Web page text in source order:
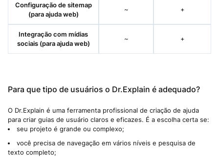
Configuração de sitemap
(para ajuda web)
~ +
Integração com mídias
sociais (para ajuda web)
~ +
Para que tipo de usuários o Dr.Explain é adequado?
O Dr.Explain é uma ferramenta profissional de criação de ajuda
para criar guias de usuário claros e eficazes. É a escolha certa se:
seu projeto é grande ou complexo;
você precisa de navegação em vários níveis e pesquisa de
texto completo;